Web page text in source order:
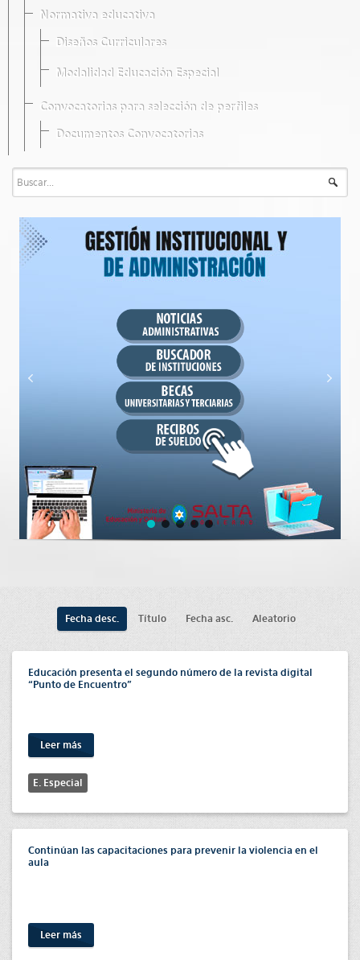
Normativa educativa
Diseños Curriculares
Modalidad Educación Especial
Convocatorias para selección de perfiles
Documentos Convocatorias
Fecha desc. Título Fecha asc. Aleatorio
Educación presenta el segundo número de la revista digital
“Punto de Encuentro”
Leer más
E. Especial
Continúan las capacitaciones para prevenir la violencia en el
aula
Leer más